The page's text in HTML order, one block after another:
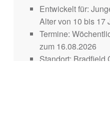
Entwickelt für:
Alter von 10 bis 17
Termine:
zum 16.08.2026
Standort: Bradfield